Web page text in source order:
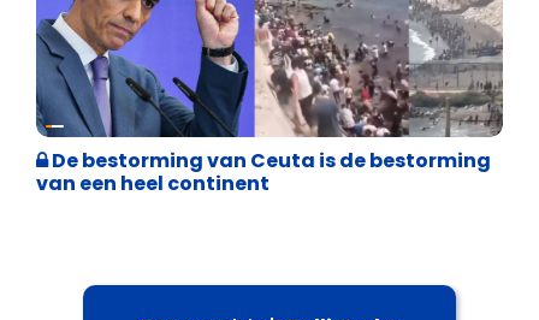
Asiel en Migratie
De bestorming van Ceuta is de bestorming
van een heel continent